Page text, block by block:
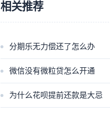
相关推荐
分期乐无力偿还了怎么办
微信没有微粒贷怎么开通
为什么花呗提前还款是大忌